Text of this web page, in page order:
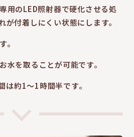
用のLED照射器で硬化させる処
が付着しにくい状態にします。
。
水を取ることが可能です。
約1～1時間半です。